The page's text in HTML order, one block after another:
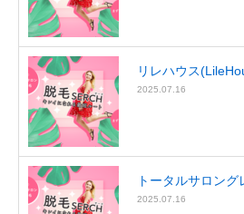
リレハウス
2025.07.16
トータルサロン
2025.07.16